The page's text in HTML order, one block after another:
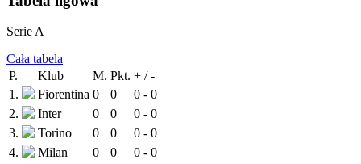
Serie A
Cała tabela
P.
Klub M. Pkt. + / -
1.
Fiorentina 0 0
0 - 0
2.
Inter 0 0
0 - 0
3.
Torino 0 0
0 - 0
4.
Milan 0 0
0 - 0